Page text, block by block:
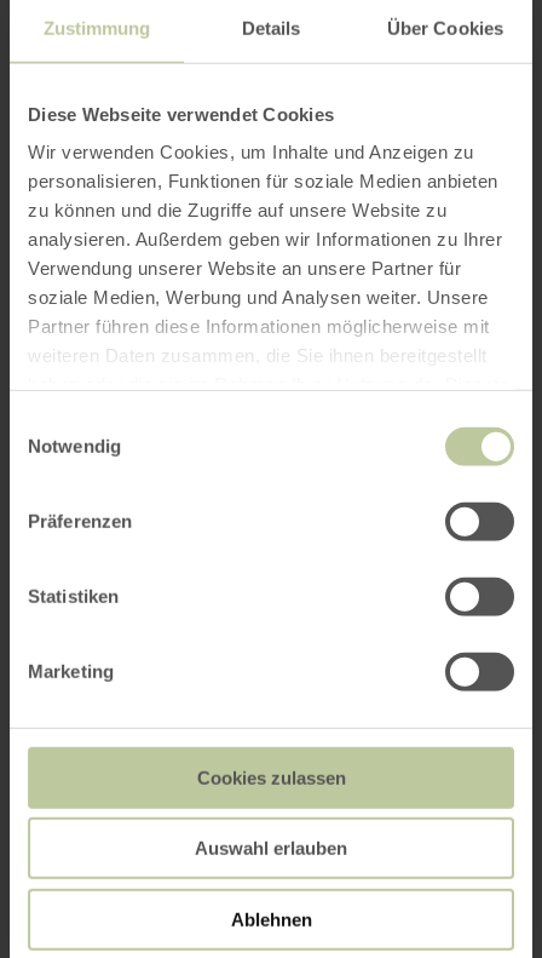
Zustimmung Details Über Cookies
Diese Webseite verwendet Cookies
Wir verwenden Cookies, um Inhalte und Anzeigen zu
personalisieren, Funktionen für soziale Medien anbieten
zu können und die Zugriffe auf unsere Website zu
analysieren. Außerdem geben wir Informationen zu Ihrer
Verwendung unserer Website an unsere Partner für
soziale Medien, Werbung und Analysen weiter. Unsere
Partner führen diese Informationen möglicherweise mit
weiteren Daten zusammen, die Sie ihnen bereitgestellt
Notwendig
Präferenzen
Statistiken
Marketing
Cookies zulassen
Auswahl erlauben
Ablehnen